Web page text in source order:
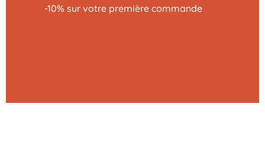
-10% sur votre première commande